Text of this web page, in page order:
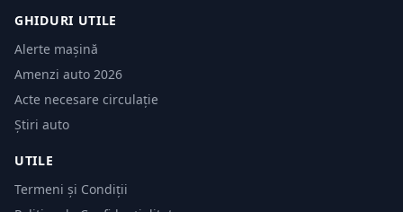
GHIDURI UTILE
Alerte mașină
Amenzi auto 2026
Acte necesare circulație
Știri auto
UTILE
Termeni și Condiții